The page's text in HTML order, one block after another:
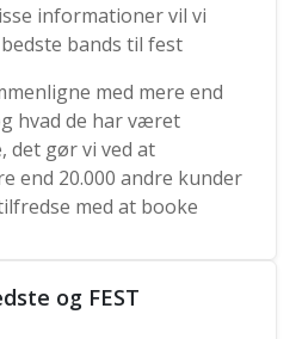
informationer vil vi
bands til fest
med mere end
hvad de har været
det gør vi ved at
end 20.000 andre kunder
med at booke
og FEST